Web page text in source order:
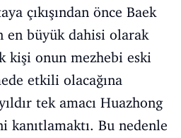
çıkışından önce Baek
en büyük dahisi olarak
onun mezhebi eski
etkili olacağına
tek amacı Huazhong
kanıtlamaktı. Bu nedenle